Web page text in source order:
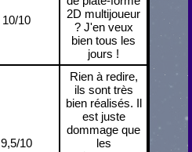
10/10
2D multijoueur
? J'en veux
bien tous les
jours !
9,5/10
Rien à redire,
ils sont très
bien réalisés. Il
est juste
dommage que
les